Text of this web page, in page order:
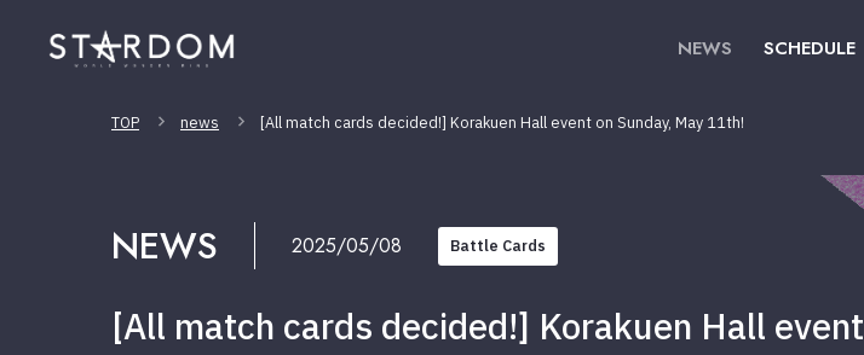
NEWS SCHEDULE
TOP news [All match cards decided!] Korakuen Hall event on Sunday, May 11th!
NEWS 2025/05/08 Battle Cards
[All match cards decided!] Korakuen Hall